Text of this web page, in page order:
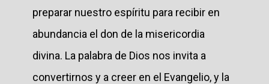
preparar nuestro espíritu para recibir en
abundancia el don de la misericordia
divina. La palabra de Dios nos invita a
convertirnos y a creer en el Evangelio, y la